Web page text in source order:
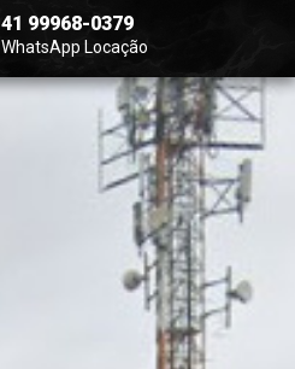
41 99968-0379
WhatsApp Locação